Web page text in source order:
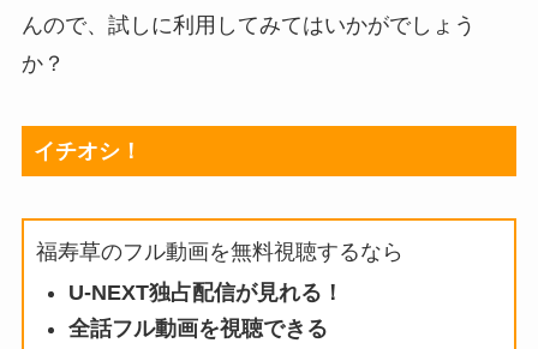
んので、試しに利用してみてはいかがでしょう
か？
イチオシ！
福寿草のフル動画を無料視聴するなら
U-NEXT独占配信が見れる！
全話フル動画を視聴できる